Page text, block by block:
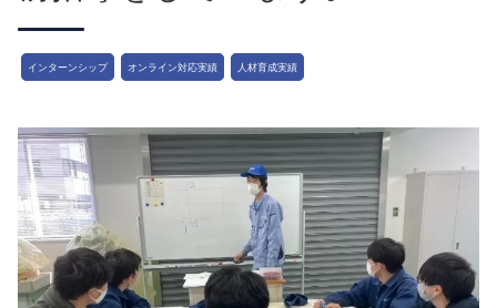
インターンシップ オンライン対応実績 人材育成実績